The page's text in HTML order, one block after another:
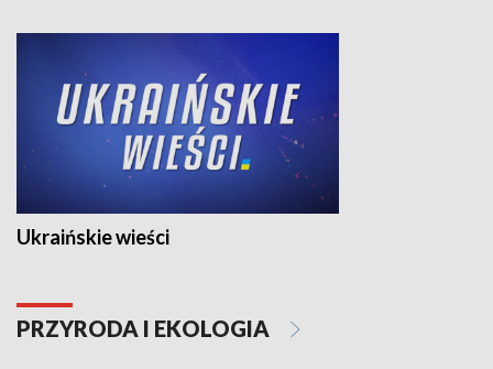
Ukraińskie wieści
PRZYRODA I EKOLOGIA